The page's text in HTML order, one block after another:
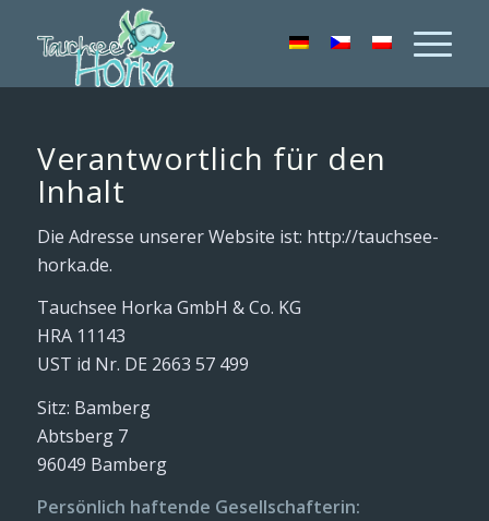
Verantwortlich für den
Inhalt
Die Adresse unserer Website ist: http://tauchsee-
horka.de.
Tauchsee Horka GmbH & Co. KG
HRA 11143
UST id Nr. DE 2663 57 499
Sitz: Bamberg
Abtsberg 7
96049 Bamberg
Persönlich haftende Gesellschafterin: